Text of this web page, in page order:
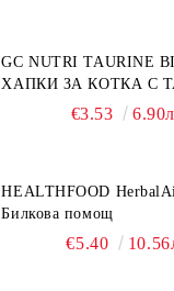
GC NUTRI TAURINE
ХАПКИ ЗА КОТКА С
€3.53
HEALTHFOOD
Билкова помощ
€5.40